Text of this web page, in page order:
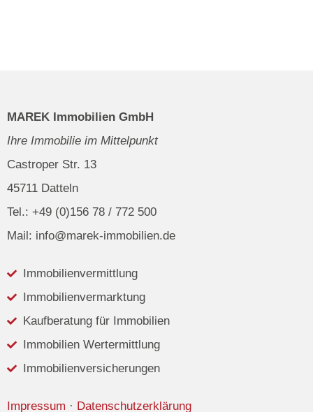
MAREK Immobilien GmbH
Ihre Immobilie im Mittelpunkt
Castroper Str. 13
45711 Datteln
Tel.: +49 (0)156 78 / 772 500
Mail: info@marek-immobilien.de
Immobilienvermittlung
Immobilienvermarktung
Kaufberatung für Immobilien
Immobilien Wertermittlung
Immobilienversicherungen
Impressum · Datenschutzerklärung